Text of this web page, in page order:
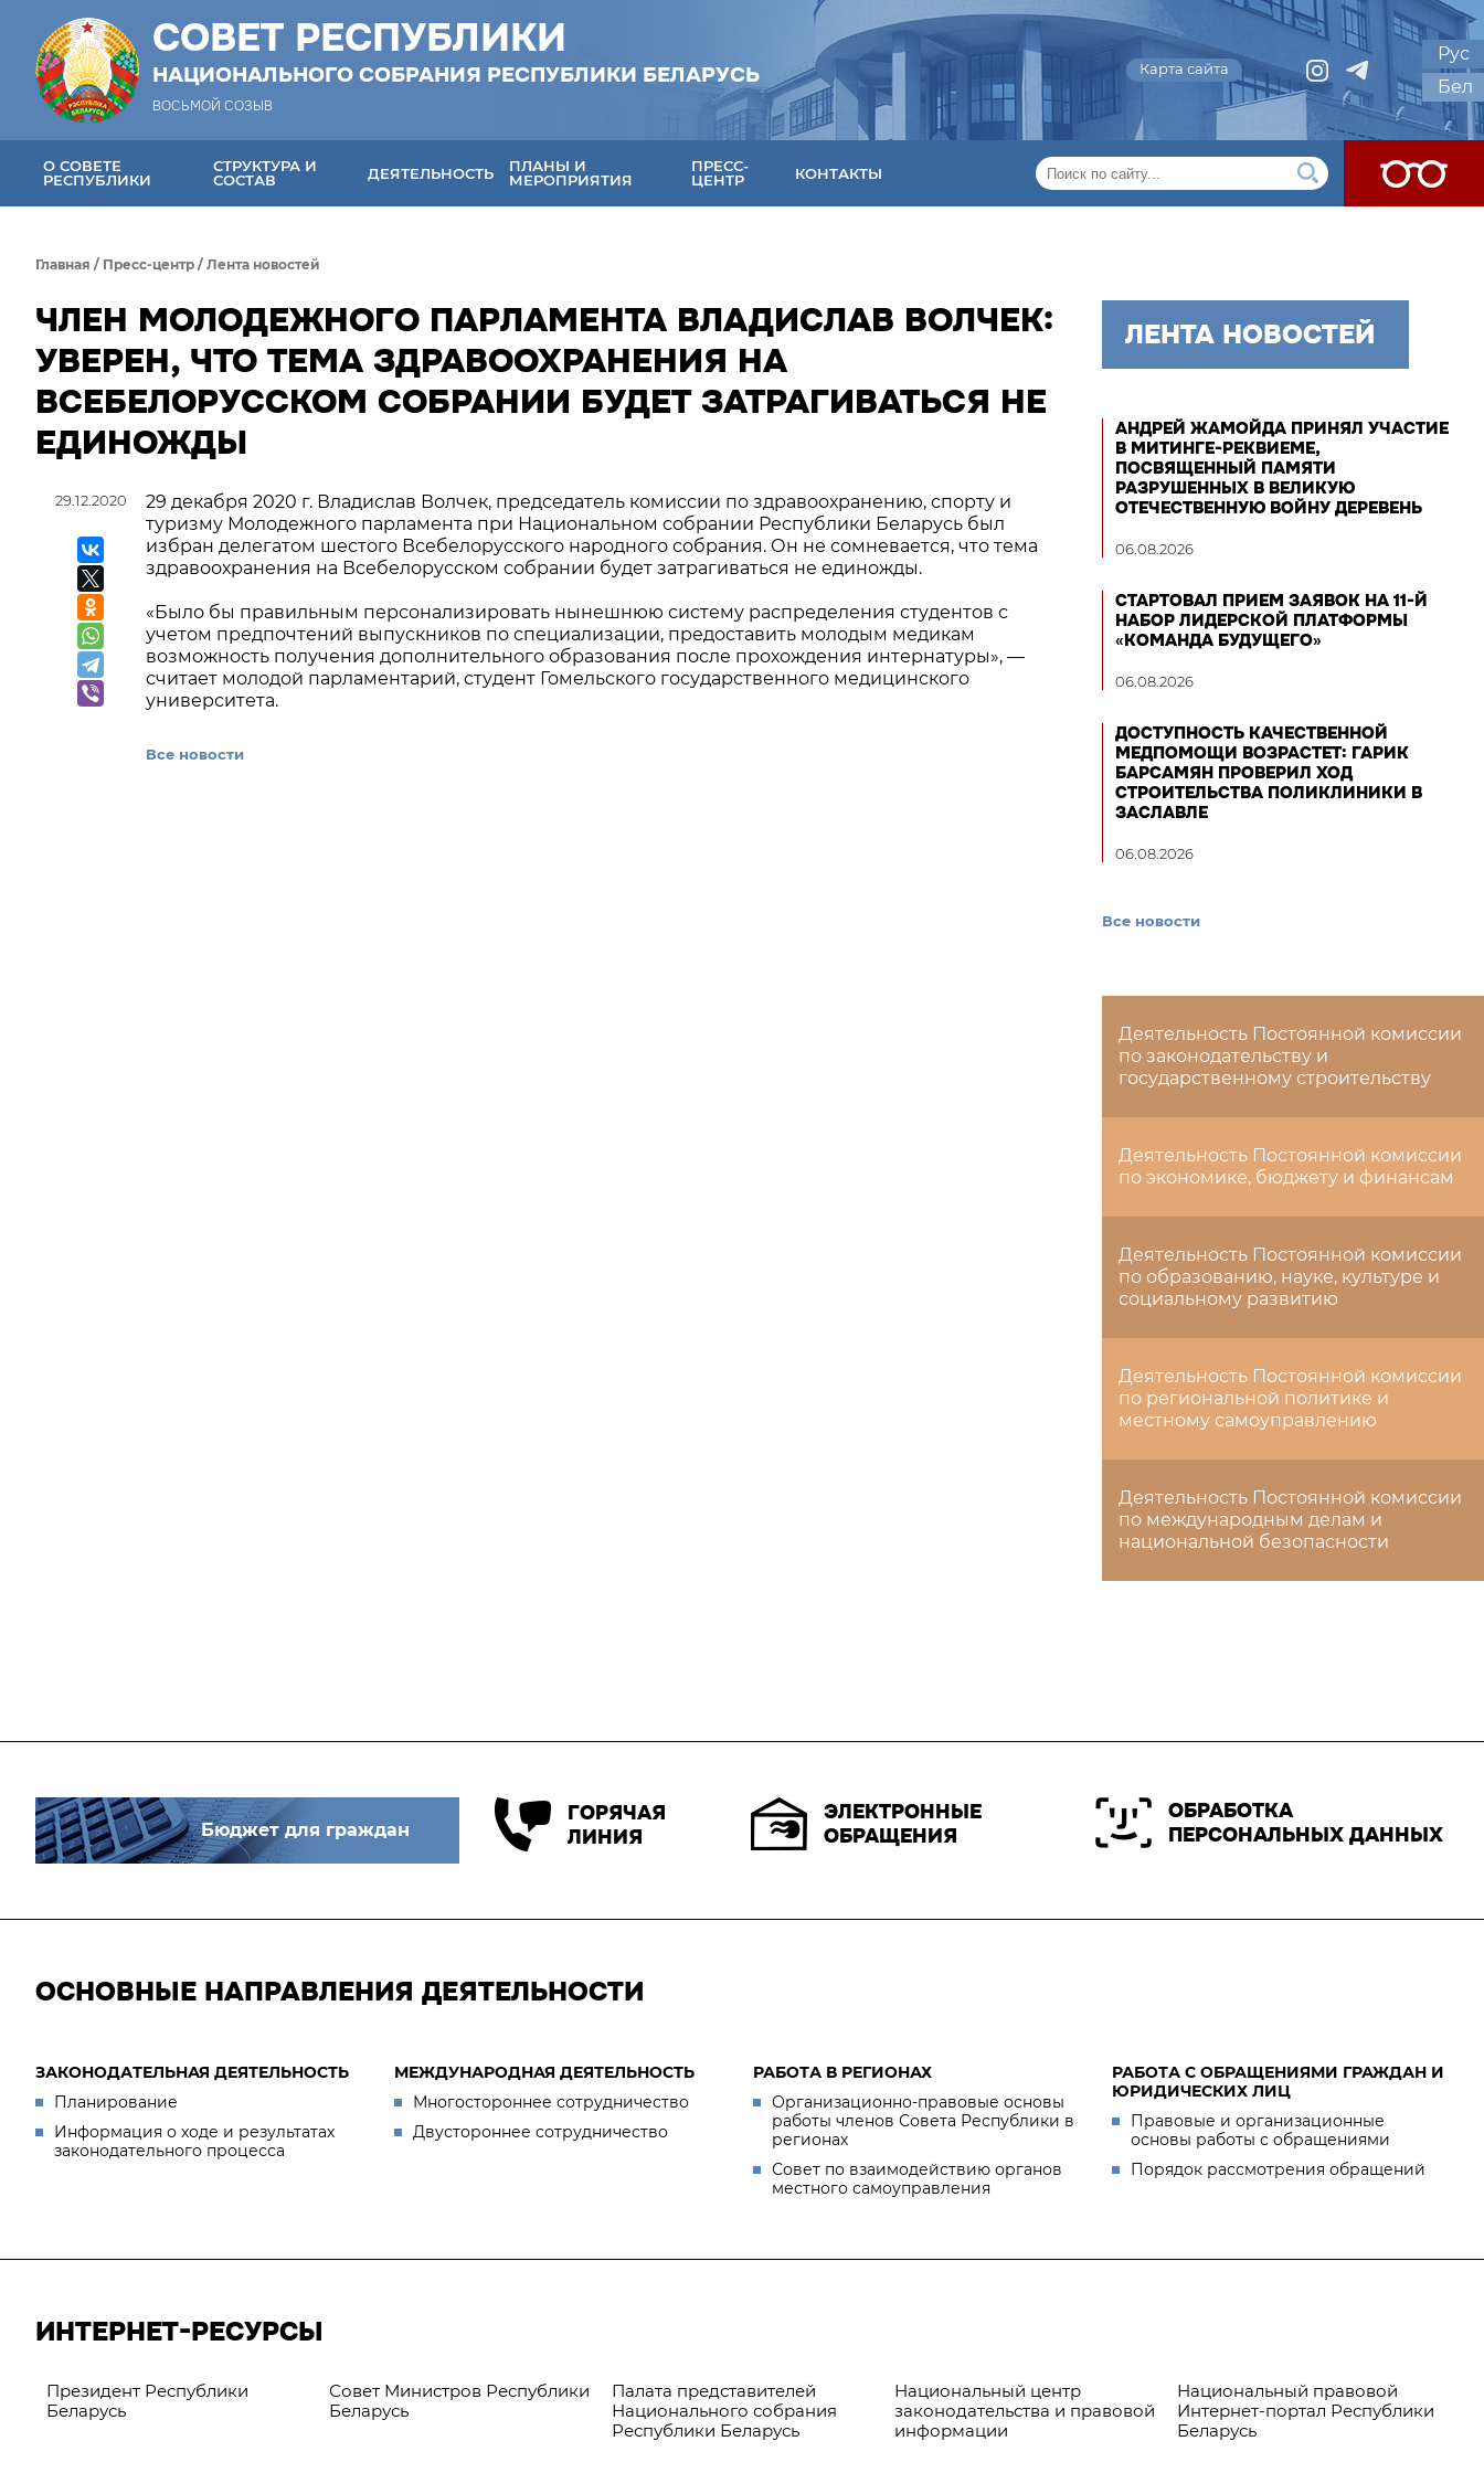
СОВЕТ РЕСПУБЛИКИ
НАЦИОНАЛЬНОГО СОБРАНИЯ РЕСПУБЛИКИ БЕЛАРУСЬ
ВОСЬМОЙ СОЗЫВ
Карта сайта
Рус
Бел
О СОВЕТЕ
РЕСПУБЛИКИ
СТРУКТУРА И
СОСТАВ
ДЕЯТЕЛЬНОСТЬ
ПЛАНЫ И
МЕРОПРИЯТИЯ
ПРЕСС-
ЦЕНТР
КОНТАКТЫ
Главная / Пресс-центр / Лента новостей
ЧЛЕН МОЛОДЕЖНОГО ПАРЛАМЕНТА ВЛАДИСЛАВ ВОЛЧЕК:
УВЕРЕН, ЧТО ТЕМА ЗДРАВООХРАНЕНИЯ НА
ВСЕБЕЛОРУССКОМ СОБРАНИИ БУДЕТ ЗАТРАГИВАТЬСЯ НЕ
ЕДИНОЖДЫ
29.12.2020
29 декабря 2020 г. Владислав Волчек, председатель комиссии по здравоохранению, спорту и
туризму Молодежного парламента при Национальном собрании Республики Беларусь был
избран делегатом шестого Всебелорусского народного собрания. Он не сомневается, что тема
здравоохранения на Всебелорусском собрании будет затрагиваться не единожды.
«Было бы правильным персонализировать нынешнюю систему распределения студентов с
учетом предпочтений выпускников по специализации, предоставить молодым медикам
возможность получения дополнительного образования после прохождения интернатуры», —
считает молодой парламентарий, студент Гомельского государственного медицинского
университета.
Все новости
ЛЕНТА НОВОСТЕЙ
АНДРЕЙ ЖАМОЙДА ПРИНЯЛ УЧАСТИЕ
В МИТИНГЕ-РЕКВИЕМЕ,
ПОСВЯЩЕННЫЙ ПАМЯТИ
РАЗРУШЕННЫХ В ВЕЛИКУЮ
ОТЕЧЕСТВЕННУЮ ВОЙНУ ДЕРЕВЕНЬ
06.08.2026
СТАРТОВАЛ ПРИЕМ ЗАЯВОК НА 11-Й
НАБОР ЛИДЕРСКОЙ ПЛАТФОРМЫ
«КОМАНДА БУДУЩЕГО»
06.08.2026
ДОСТУПНОСТЬ КАЧЕСТВЕННОЙ
МЕДПОМОЩИ ВОЗРАСТЕТ: ГАРИК
БАРСАМЯН ПРОВЕРИЛ ХОД
СТРОИТЕЛЬСТВА ПОЛИКЛИНИКИ В
ЗАСЛАВЛЕ
06.08.2026
Все новости
Деятельность Постоянной комиссии
по законодательству и
государственному строительству
Деятельность Постоянной комиссии
по экономике, бюджету и финансам
Деятельность Постоянной комиссии
по образованию, науке, культуре и
социальному развитию
Деятельность Постоянной комиссии
по региональной политике и
местному самоуправлению
Деятельность Постоянной комиссии
по международным делам и
национальной безопасности
Бюджет для граждан
ГОРЯЧАЯ
ЛИНИЯ
ЭЛЕКТРОННЫЕ
ОБРАЩЕНИЯ
ОБРАБОТКА
ПЕРСОНАЛЬНЫХ ДАННЫХ
ОСНОВНЫЕ НАПРАВЛЕНИЯ ДЕЯТЕЛЬНОСТИ
ЗАКОНОДАТЕЛЬНАЯ ДЕЯТЕЛЬНОСТЬ
Планирование
Информация о ходе и результатах
законодательного процесса
МЕЖДУНАРОДНАЯ ДЕЯТЕЛЬНОСТЬ
Многостороннее сотрудничество
Двустороннее сотрудничество
РАБОТА В РЕГИОНАХ
Организационно-правовые основы
работы членов Совета Республики в
регионах
Совет по взаимодействию органов
местного самоуправления
РАБОТА С ОБРАЩЕНИЯМИ ГРАЖДАН И
ЮРИДИЧЕСКИХ ЛИЦ
Правовые и организационные
основы работы с обращениями
Порядок рассмотрения обращений
ИНТЕРНЕТ-РЕСУРСЫ
Президент Республики
Беларусь
Совет Министров Республики
Беларусь
Палата представителей
Национального собрания
Республики Беларусь
Национальный центр
законодательства и правовой
информации
Национальный правовой
Интернет-портал Республики
Беларусь